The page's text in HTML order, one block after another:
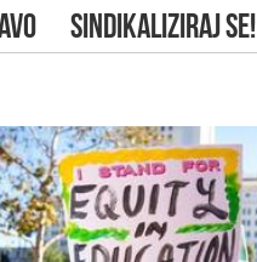
SINDIKALIZIRAJ SE!